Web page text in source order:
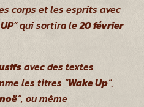
corps et les esprits avec
” qui sortira le20 février
avec des textes
les titres “Wake Up“,
“, ou même